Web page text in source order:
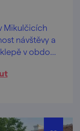
Mikulčicích
návštěvy a
v období